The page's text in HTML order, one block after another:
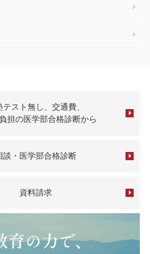
テスト無し、交通費、
担の医学部合格診断から
談・医学部合格診断
資料請求